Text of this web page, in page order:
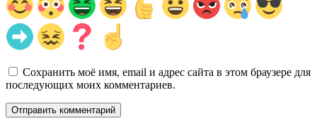
Сохранить моё имя, email и адрес сайта в этом браузере для
последующих моих комментариев.